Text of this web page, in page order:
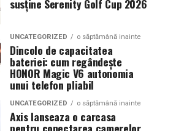
susține Serenity Golf Cup 2026
UNCATEGORIZED o săptămână inainte
Dincolo de capacitatea
bateriei: cum regândește
HONOR Magic V6 autonomia
unui telefon pliabil
UNCATEGORIZED o săptămână inainte
Axis lanseaza o carcasa